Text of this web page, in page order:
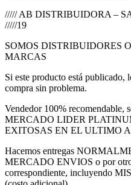
///// AB DISTRIBUIDORA –
/////19
SOMOS DISTRIBUIDORES
MARCAS
Si este producto está publicado,
compra sin problema.
Vendedor 100%
MERCADO LIDER
EXITOSAS EN EL ULTIMO
Hacemos entregas
MERCADO ENVIOS o por
correspondiente, incluyendo